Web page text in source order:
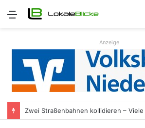
Menü
Anzeige